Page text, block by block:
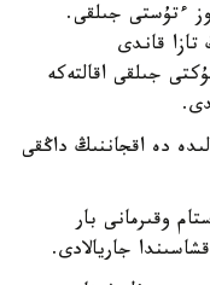
ءتۇستى جىلقى.
قاندى
جىلقى اقالتەكە
دە اقجاننىڭ داڭقى
ميلليوننان استام وقىرمانى بار
جاريالادى.